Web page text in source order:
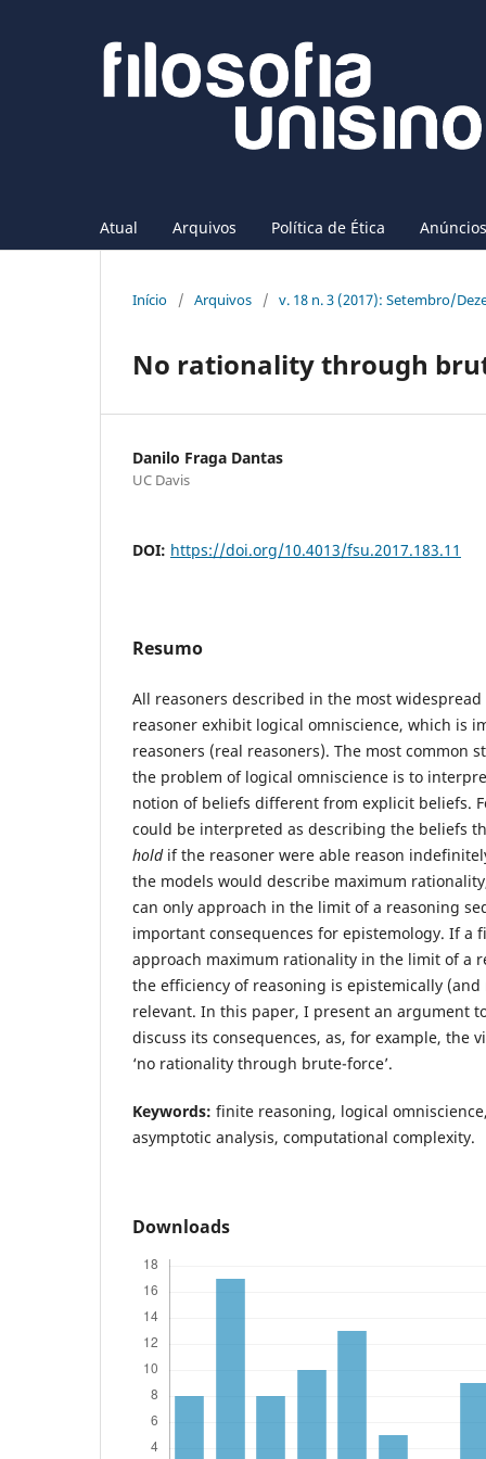
Atual Arquivos Política de Ética Anúncios
Início / Arquivos / v. 18 n. 3 (2017): Setembro/
No rationality through
Danilo Fraga Dantas
UC Davis
DOI: https://doi.org/10.4013/fsu.2017.183.11
Resumo
All reasoners described in the most
reasoner exhibit logical omniscience, which is
reasoners (real reasoners). The most common
the problem of logical omniscience is to
notion of beliefs different from explicit beliefs.
could be interpreted as describing the beliefs
hold if the reasoner were able reason
the models would describe maximum
can only approach in the limit of a reasoning
important consequences for epistemology. If a
approach maximum rationality in the limit of a
the efficiency of reasoning is epistemically
relevant. In this paper, I present an argument
discuss its consequences, as, for example, the
‘no rationality through brute-force’.
Keywords: finite reasoning, logical
asymptotic analysis, computational complexity.
Downloads